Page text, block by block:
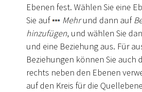
Ebenen fest. Wählen Sie eine
Sie auf
Mehrund dann auf
hinzufügen, und wählen Sie
und eine Beziehung aus. Für
Beziehungen können Sie auch
rechts neben den Ebenen
auf den Kreis für die